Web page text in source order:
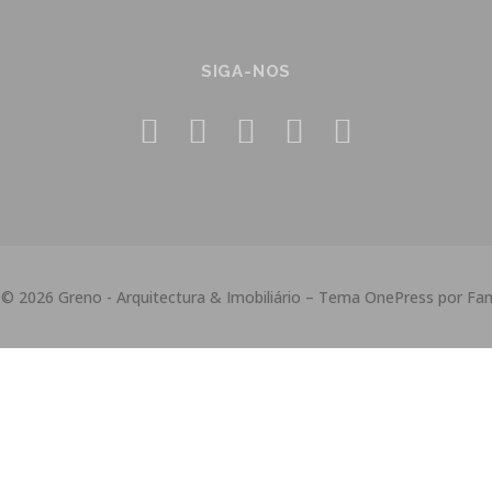
SIGA-NOS
2026 Greno - Arquitectura & Imobiliário – Tema OnePress por